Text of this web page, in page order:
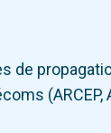
de
(ARCEP,